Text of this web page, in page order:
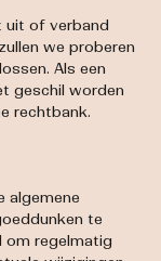
uit of verband
we proberen
Als een
geschil worden
rechtbank.
algemene
te
om regelmatig